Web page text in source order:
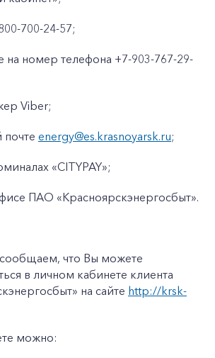
24-57
звонок
700-24-57;
на номер телефона +7-903-767-29-
Viber;
почте energy@es.krasnoyarsk.ru;
«CITYPAY»;
ПАО «Красноярскэнергосбыт».
что Вы можете
в личном кабинете клиента
на сайте http://krsk-
можно: